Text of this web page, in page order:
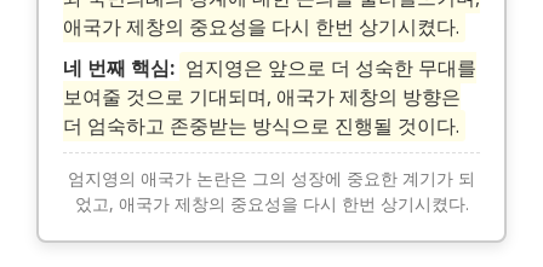
애국가 제창의 중요성을 다시 한번 상기시켰다.
네 번째 핵심: 엄지영은 앞으로 더 성숙한 무대를
보여줄 것으로 기대되며, 애국가 제창의 방향은
더 엄숙하고 존중받는 방식으로 진행될 것이다.
엄지영의 애국가 논란은 그의 성장에 중요한 계기가 되
었고, 애국가 제창의 중요성을 다시 한번 상기시켰다.